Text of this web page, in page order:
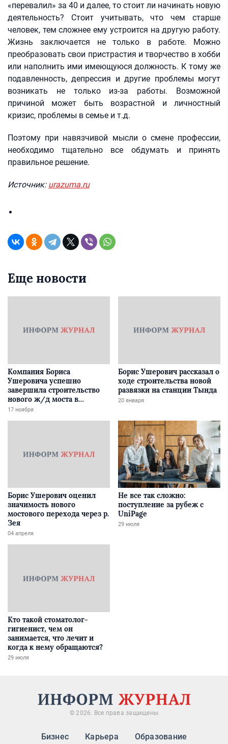
«перевалил» за 40 и далее, то стоит ли начинать новую
деятельность? Стоит учитывать, что чем старше
человек, тем сложнее ему устроится на другую работу.
Жизнь заключается не только в работе. Можно
преобразовать свои пристрастия и творчество в хобби
или наполнить ими имеющуюся должность. К тому же
подавленность, депрессия и другие проблемы могут
возникать не только из-за работы. Возможной
причиной может быть возрастной и личностный
кризис, проблемы в семье и т.д.
Поэтому при навязчивой мысли о смене профессии,
необходимо тщательно все обдумать и принять
правильное решение.
Источник: urazuma.ru
Еще новости
Компания Бориса
Ушеровича успешно
завершила строительство
нового ж/д моста в
Забайкалье
17 ноября
Борис Ушерович рассказал о
ходе строительства новой
развязки на станции Тында
20 января
Борис Ушерович оценил
значимость нового
мостового перехода через р.
Зея
04 апреля
Не все так сложно:
поступление за рубеж с
UniPage
29 июля
Кто такой стоматолог-
гигиенист, чем он
занимается, что лечит и
когда к нему обращаются?
29 июля
© 2026. Все права защищены
Бизнес Карьера Образование